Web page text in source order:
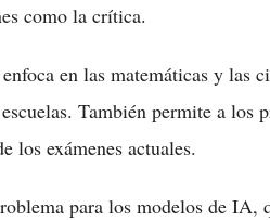
como la crítica.
en las matemáticas y las
También permite a
los exámenes actuales.
para los modelos de IA,